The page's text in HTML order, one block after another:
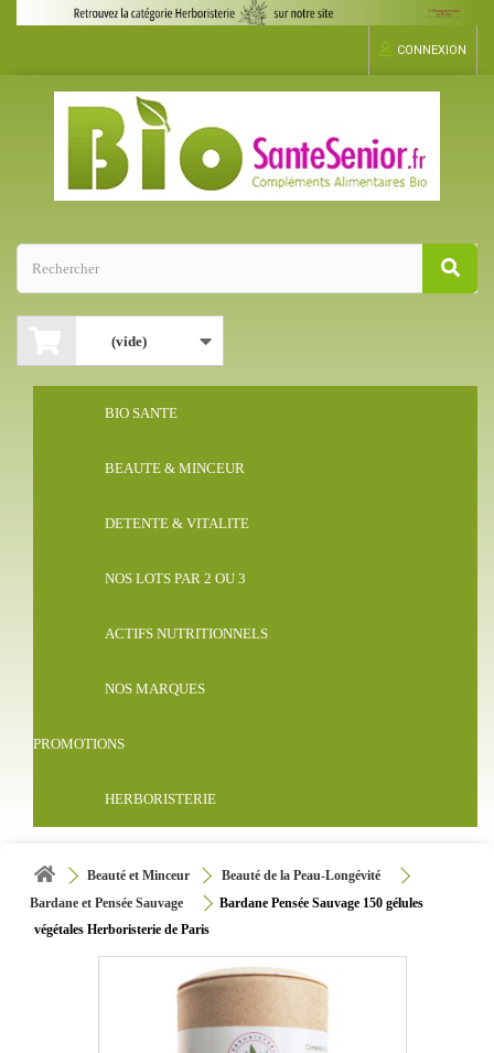
CONNEXION
(vide)
BIO SANTE
BEAUTE & MINCEUR
DETENTE & VITALITE
NOS LOTS PAR 2 OU 3
ACTIFS NUTRITIONNELS
NOS MARQUES
PROMOTIONS
HERBORISTERIE
Beauté et Minceur
Beauté de la Peau-Longévité
Bardane et Pensée Sauvage
Bardane Pensée Sauvage 150 gélules
végétales Herboristerie de Paris